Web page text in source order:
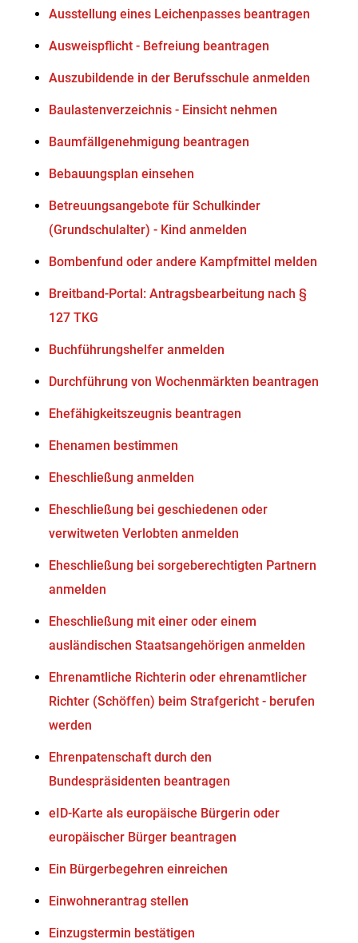
Ausstellung eines Leichenpasses beantragen
Ausweispflicht - Befreiung beantragen
Auszubildende in der Berufsschule anmelden
Baulastenverzeichnis - Einsicht nehmen
Baumfällgenehmigung beantragen
Bebauungsplan einsehen
Betreuungsangebote für Schulkinder
(Grundschulalter) - Kind anmelden
Bombenfund oder andere Kampfmittel melden
Breitband-Portal: Antragsbearbeitung nach §
127 TKG
Buchführungshelfer anmelden
Durchführung von Wochenmärkten beantragen
Ehefähigkeitszeugnis beantragen
Ehenamen bestimmen
Eheschließung anmelden
Eheschließung bei geschiedenen oder
verwitweten Verlobten anmelden
Eheschließung bei sorgeberechtigten Partnern
anmelden
Eheschließung mit einer oder einem
ausländischen Staatsangehörigen anmelden
Ehrenamtliche Richterin oder ehrenamtlicher
Richter (Schöffen) beim Strafgericht - berufen
werden
Ehrenpatenschaft durch den
Bundespräsidenten beantragen
eID-Karte als europäische Bürgerin oder
europäischer Bürger beantragen
Ein Bürgerbegehren einreichen
Einwohnerantrag stellen
Einzugstermin bestätigen